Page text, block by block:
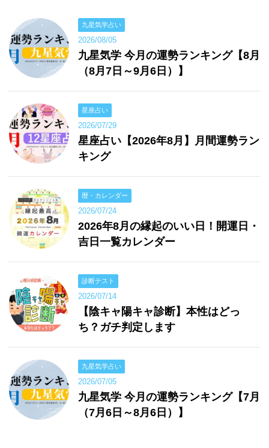
九星気学占い
2026/08/05
九星気学 今月の運勢ランキング【8月
（8月7日～9月6日）】
星座占い
2026/07/29
星座占い【2026年8月】月間運勢ラン
キング
暦・カレンダー
2026/07/24
2026年8月の縁起のいい日！開運日・
吉日一覧カレンダー
診断テスト
2026/07/14
【陰キャ陽キャ診断】本性はどっ
ち？ガチ判定します
九星気学占い
2026/07/05
九星気学 今月の運勢ランキング【7月
（7月6日～8月6日）】